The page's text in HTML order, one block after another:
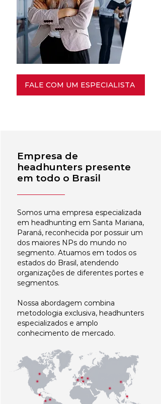
FALE COM UM ESPECIALISTA
Empresa de
headhunters presente
em todo o Brasil
Somos uma empresa especializada
em headhunting em Santa Mariana,
Paraná, reconhecida por possuir um
dos maiores NPs do mundo no
segmento. Atuamos em todos os
estados do Brasil, atendendo
organizações de diferentes portes e
segmentos.
Nossa abordagem combina
metodologia exclusiva, headhunters
especializados e amplo
conhecimento de mercado.